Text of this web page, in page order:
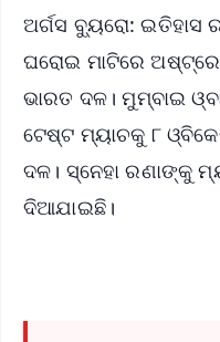
ଅର୍ଗସ ବ୍ୟୁରୋ: ଇତିହାସ
ଘରୋଇ ମାଟିରେ
ଭାରତ ଦଳ। ମୁମ୍ବାଇ
ଟେଷ୍ଟ ମ୍ୟାଚକୁ ୮
ଦଳ। ସ୍ନେହା ରଣାଙ୍କୁ
ଦିଆଯାଇଛି।